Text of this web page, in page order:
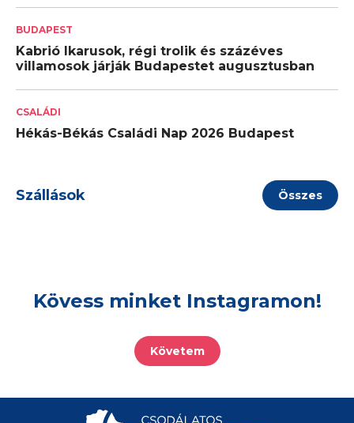
BUDAPEST
Kabrió Ikarusok, régi trolik és százéves
villamosok járják Budapestet augusztusban
CSALÁDI
Hékás-Békás Családi Nap 2026 Budapest
Szállások Összes
Kövess minket Instagramon!
Követem